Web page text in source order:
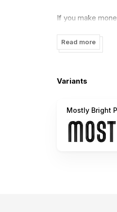
If you make
-Please read the
-For more
the-special-
-Any misuse of
Read more
Variants
Mostly Bright